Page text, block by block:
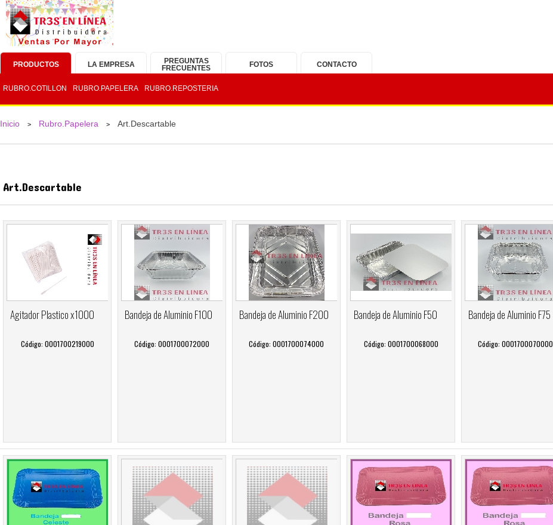
PRODUCTOS LA EMPRESA
PREGUNTAS
FRECUENTES
FOTOS CONTACTO
RUBRO.COTILLON RUBRO.PAPELERA RUBRO.REPOSTERIA
Inicio > Rubro.Papelera > Art.Descartable
Art.Descartable
Agitador Plastico x1000
Código: 0001700219000
Bandeja de Aluminio F100
Código: 0001700072000
Bandeja de Aluminio F200
Código: 0001700074000
Bandeja de Aluminio F50
Código: 0001700068000
Bandeja de Aluminio F75
Código: 0001700070000